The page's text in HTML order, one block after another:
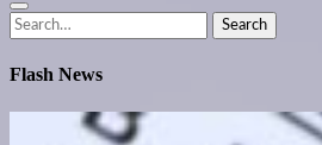
Search
for:
Search
Flash News